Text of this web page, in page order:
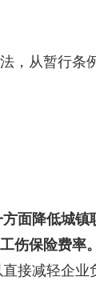
，从暂行条
面降低城镇
伤保险费率。
接减轻企业